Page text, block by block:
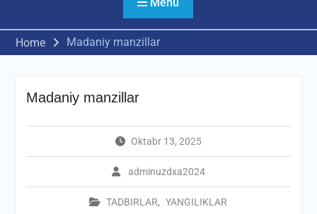
Home Madaniy manzillar
Madaniy manzillar
Oktabr 13, 2025
adminuzdxa2024
TADBIRLAR, YANGILIKLAR